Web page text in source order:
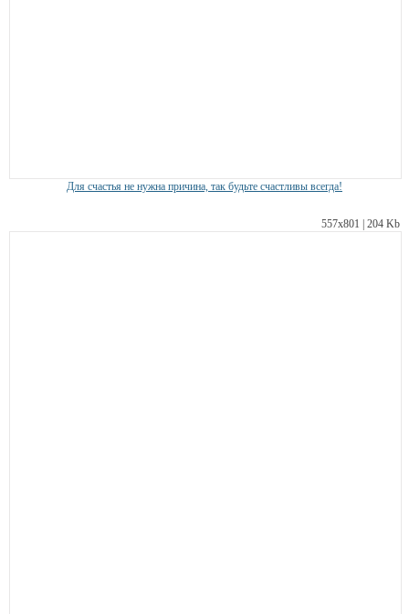
Для счастья не нужна причина, так будьте счастливы всегда!
557х801 | 204 Kb